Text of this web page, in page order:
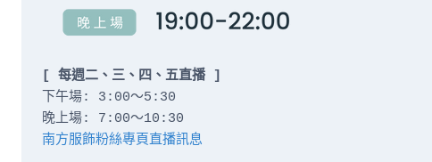
[ 每週二、三、四、五直播 ]
下午場: 3:00～5:30
南方服飾粉絲專頁直播訊息